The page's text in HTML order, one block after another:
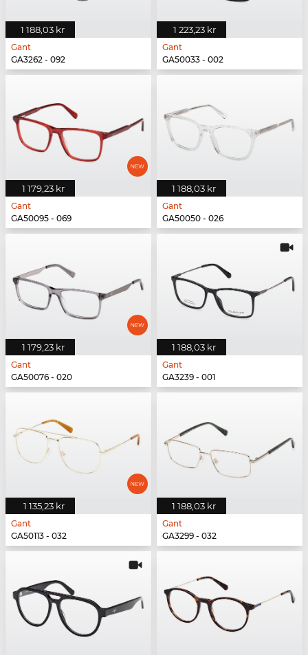
1 188,03 kr
Gant
GA3262 - 092
1 223,23 kr
Gant
GA50033 - 002
1 179,23 kr
Gant
GA50095 - 069
1 188,03 kr
Gant
GA50050 - 026
1 179,23 kr
Gant
GA50076 - 020
1 188,03 kr
Gant
GA3239 - 001
1 135,23 kr
Gant
GA50113 - 032
1 188,03 kr
Gant
GA3299 - 032